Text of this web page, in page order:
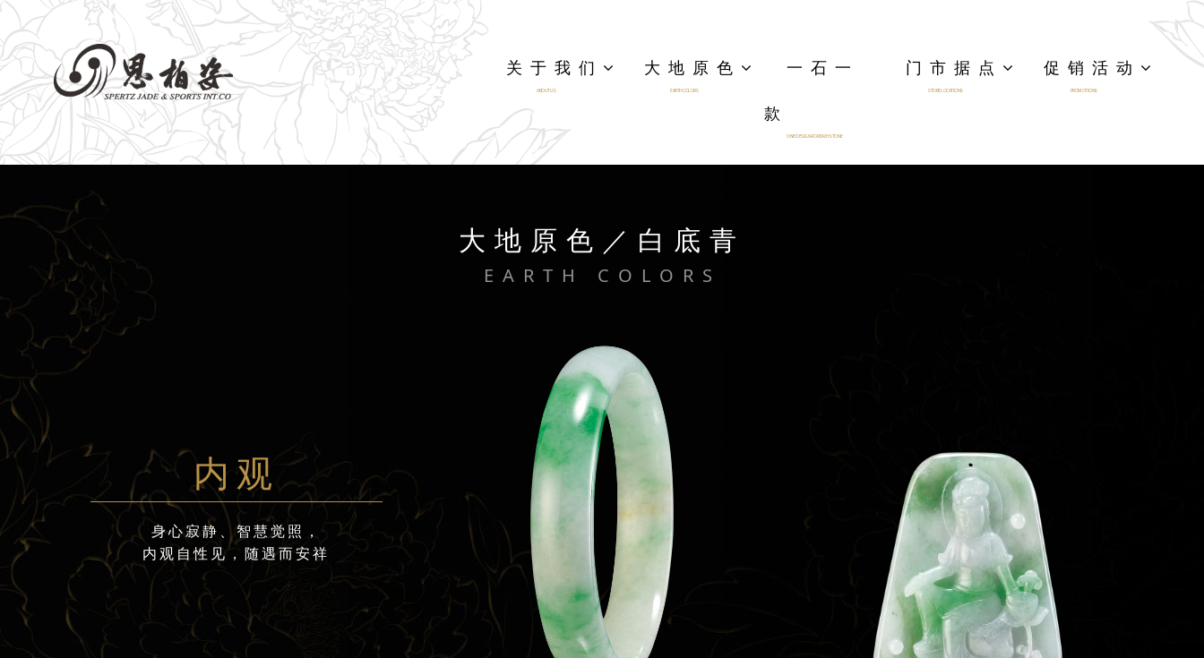
关于我们
ABOUT US
大地原色
EARTH COLORS
一石一
款
ONE DESIGN FOR EACH STONE
门市据点
STORE LOCATIONS
促销活动
PROMOTIONS
大地原色／白底青
EARTH COLORS
内观
身心寂静、智慧觉照，
内观自性见，随遇而安祥